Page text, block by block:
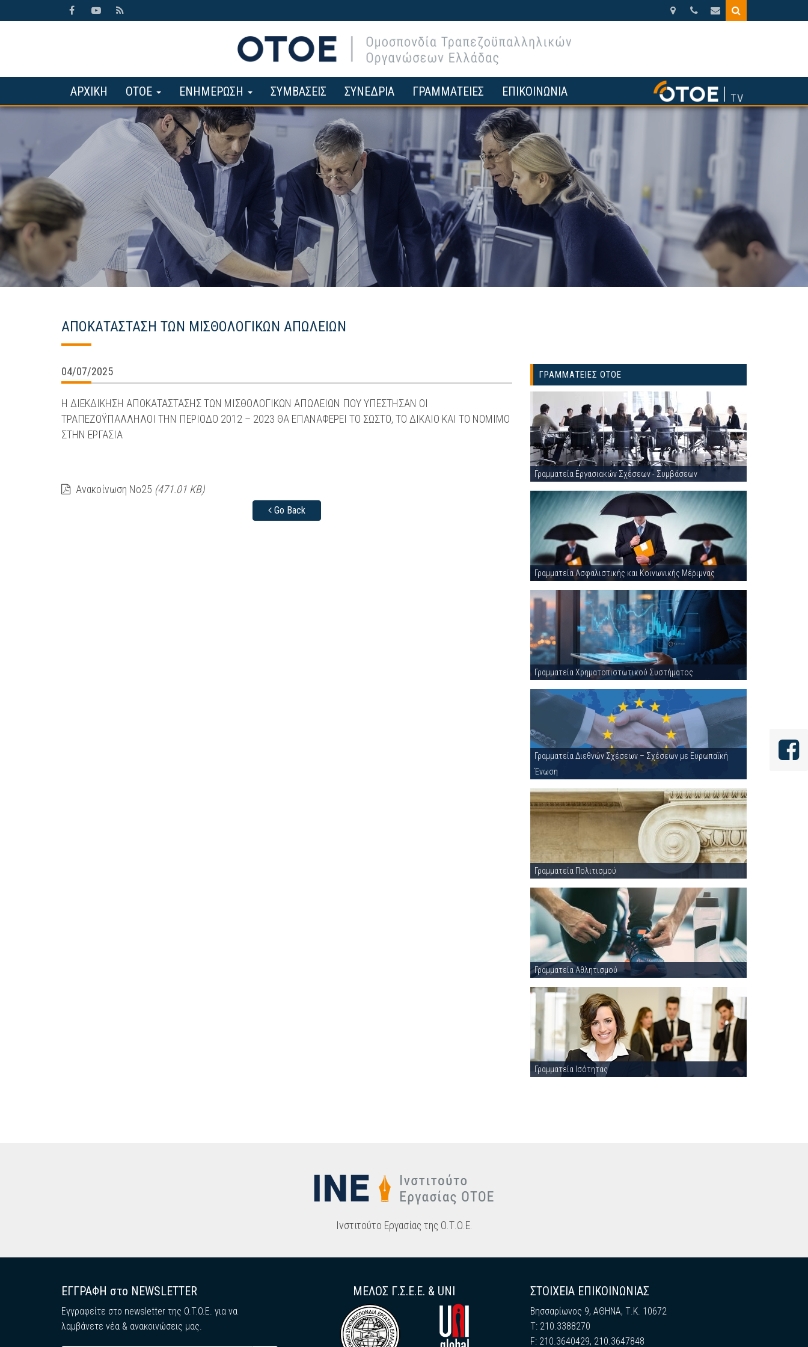
otoe@otoe.gr
210.3388270
Βησσαρίωνος
ΑΡΧΙΚΗ ΟΤΟΕ ΕΝΗΜΕΡΩΣΗ ΣΥΜΒΑΣΕΙΣ ΣΥΝΕΔΡΙΑ ΓΡΑΜΜΑΤΕΙΕΣ ΕΠΙΚΟΙΝΩΝΙΑ
ΑΠΟΚΑΤΑΣΤΑΣΗ ΤΩΝ ΜΙΣΘΟΛΟΓΙΚΩΝ ΑΠΩΛΕΙΩΝ
04/07/2025
Η ΔΙΕΚΔΙΚΗΣΗ ΑΠΟΚΑΤΑΣΤΑΣΗΣ ΤΩΝ ΜΙΣΘΟΛΟΓΙΚΩΝ ΑΠΩΛΕΙΩΝ ΠΟΥ ΥΠΕΣΤΗΣΑΝ ΟΙ
ΤΡΑΠΕΖΟΫΠΑΛΛΗΛΟΙ ΤΗΝ ΠΕΡΙΟΔΟ 2012 – 2023 ΘΑ ΕΠΑΝΑΦΕΡΕΙ ΤΟ ΣΩΣΤΟ, ΤΟ ΔΙΚΑΙΟ ΚΑΙ ΤΟ ΝΟΜΙΜΟ
ΣΤΗΝ ΕΡΓΑΣΙΑ
Ανακοίνωση Νο25 (471.01 KB)
Go Back
ΓΡΑΜΜΑΤΕΙΕΣ ΟΤΟΕ
Γραμματεία Εργασιακών Σχέσεων - Συμβάσεων
Γραμματεία Ασφαλιστικής και Κοινωνικής Μέριμνας
Γραμματεία Χρηματοπιστωτικού Συστήματος
Γραμματεία Διεθνών Σχέσεων – Σχέσεων με Ευρωπαϊκή
Ένωση
Γραμματεία Πολιτισμού
Γραμματεία Αθλητισμού
Γραμματεία Ισότητας
Ινστιτούτο Εργασίας της Ο.Τ.Ο.Ε.
ΕΓΓΡΑΦΗ στο NEWSLETTER
Εγγραφείτε στο newsletter της O.T.O.E. για να
λαμβάνετε νέα & ανακοινώσεις μας.
ΜΕΛΟΣ Γ.Σ.Ε.Ε. & UNI ΣΤΟΙΧΕΙΑ ΕΠΙΚΟΙΝΩΝΙΑΣ
Βησσαρίωνος 9, ΑΘΗΝΑ, Τ.Κ. 10672
Τ: 210.3388270
F: 210.3640429, 210.3647848